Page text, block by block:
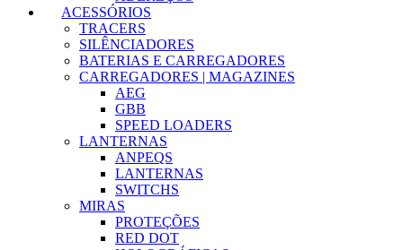
ACESSÓRIOS
TRACERS
SILÊNCIADORES
BATERIAS E CARREGADORES
CARREGADORES | MAGAZINES
AEG
GBB
SPEED LOADERS
LANTERNAS
ANPEQS
LANTERNAS
SWITCHS
MIRAS
PROTEÇÕES
RED DOT